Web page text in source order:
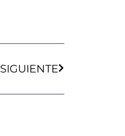
SIGUIENTE